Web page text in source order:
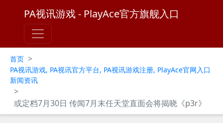
PA视讯游戏 - PlayAce官方旗舰入口
首页 >
PA视讯游戏, PA视讯官方平台, PA视讯游戏注册, PlayAce官网入口
新闻资讯
>
或定档7月30日 传闻7月末任天堂直面会将揭晓《p3r》